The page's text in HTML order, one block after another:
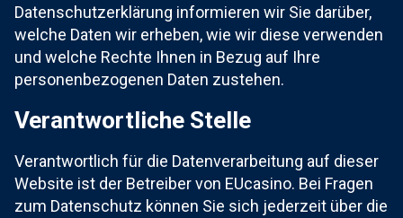
Datenschutzerklärung informieren wir Sie darüber,
welche Daten wir erheben, wie wir diese verwenden
und welche Rechte Ihnen in Bezug auf Ihre
personenbezogenen Daten zustehen.
Verantwortliche Stelle
Verantwortlich für die Datenverarbeitung auf dieser
Website ist der Betreiber von EUcasino. Bei Fragen
zum Datenschutz können Sie sich jederzeit über die